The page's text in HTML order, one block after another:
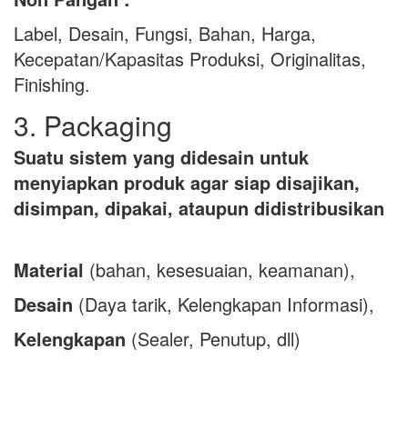
Label, Desain, Fungsi, Bahan, Harga,
Kecepatan/Kapasitas Produksi, Originalitas,
Finishing.
3. Packaging
Suatu sistem yang didesain untuk
menyiapkan produk agar siap disajikan,
disimpan, dipakai, ataupun didistribusikan
Material (bahan, kesesuaian, keamanan),
Desain (Daya tarik, Kelengkapan Informasi),
Kelengkapan (Sealer, Penutup, dll)